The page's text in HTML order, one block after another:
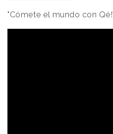
"Cómete el mundo con